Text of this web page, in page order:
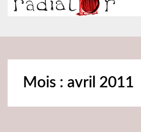
Mois : avril 2011